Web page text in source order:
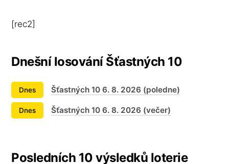
[rec2]
Dnešní losování Šťastných 10
Dnes Šťastných 10 6. 8. 2026 (poledne)
Dnes Šťastných 10 6. 8. 2026 (večer)
Posledních 10 výsledků loterie